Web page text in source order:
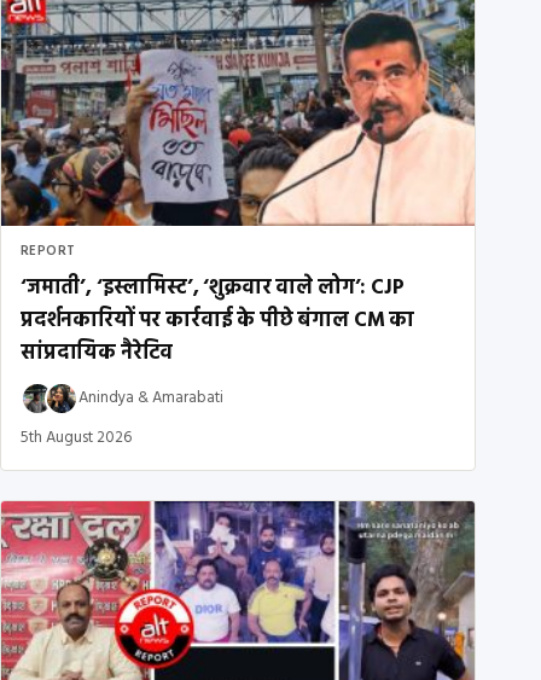
REPORT
‘जमाती’, ‘इस्लामिस्ट’, ‘शुक्रवार वाले लोग’: CJP
प्रदर्शनकारियों पर कार्रवाई के पीछे बंगाल CM का
सांप्रदायिक नैरेटिव
Anindya &Amarabati
5th August 2026